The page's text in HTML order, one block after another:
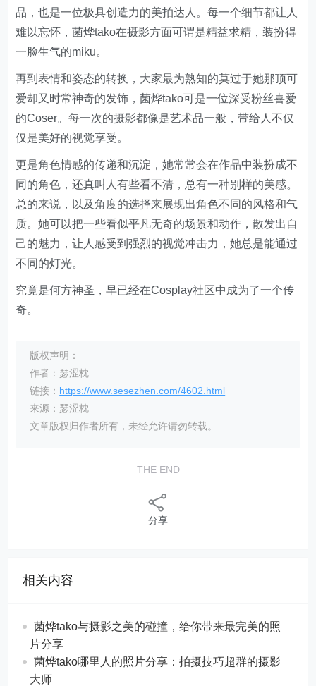
品，也是一位极具创造力的美拍达人。每一个细节都让人
难以忘怀，菌烨tako在摄影方面可谓是精益求精，装扮得
一脸生气的miku。
再到表情和姿态的转换，大家最为熟知的莫过于她那顶可
爱却又时常神奇的发饰，菌烨tako可是一位深受粉丝喜爱
的Coser。每一次的摄影都像是艺术品一般，带给人不仅
仅是美好的视觉享受。
更是角色情感的传递和沉淀，她常常会在作品中装扮成不
同的角色，还真叫人有些看不清，总有一种别样的美感。
总的来说，以及角度的选择来展现出角色不同的风格和气
质。她可以把一些看似平凡无奇的场景和动作，散发出自
己的魅力，让人感受到强烈的视觉冲击力，她总是能通过
不同的灯光。
究竟是何方神圣，早已经在Cosplay社区中成为了一个传
奇。
版权声明：
作者：瑟涩枕
链接： https://www.sesezhen.com/4602.html
来源：瑟涩枕
文章版权归作者所有，未经允许请勿转载。
THE END
分享
相关内容
菌烨tako与摄影之美的碰撞，给你带来最完美的照
片分享
菌烨tako哪里人的照片分享：拍摄技巧超群的摄影
大师